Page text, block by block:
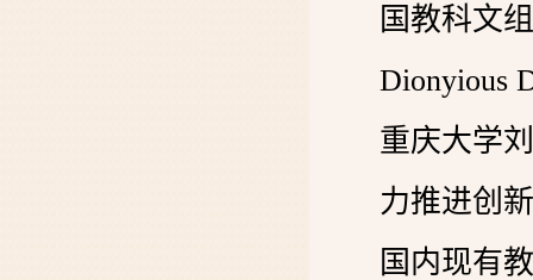
国教科文
Dionyious
重庆大学
力推进创
国内现有